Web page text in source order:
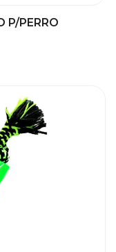
P/PERRO